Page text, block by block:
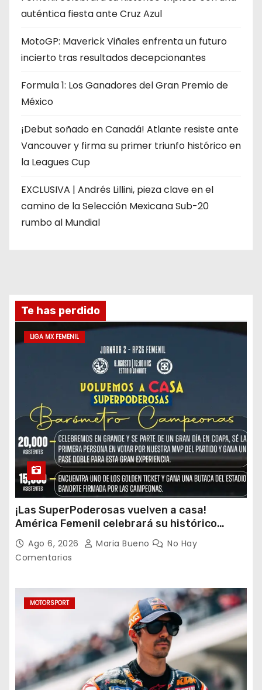
auténtica fiesta ante Cruz Azul
MotoGP: Maverick Viñales enfrenta un futuro
incierto tras resultados decepcionantes
Formula 1: Los Ganadores del Gran Premio de
México
¡Debut soñado en Canadá! Atlante resiste ante
Vancouver y firma su primer triunfo histórico en
la Leagues Cup
EXCLUSIVA | Andrés Lillini, pieza clave en el
camino de la Selección Mexicana Sub-20
rumbo al Mundial
Te has perdido
LIGA MX FEMENIL
¡Las SuperPoderosas vuelven a casa!
América Femenil celebrará su histórico
triplete con una auténtica fiesta ante Cruz
Azul
Ago 6, 2026 Maria Bueno
No Hay
Comentarios
MOTORSPORT